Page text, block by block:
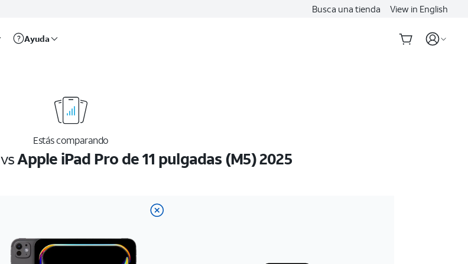
Busca una tienda View in English
Ayuda
Estás comparando
vsApple iPad Pro de 11 pulgadas (M5) 2025